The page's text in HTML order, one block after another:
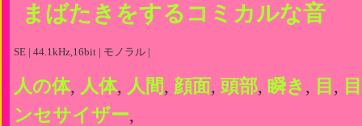
まばたきをするコミカルな音
SE | 44.1kHz,16bit | モノラル |
人の体, 人体, 人間, 顔面, 頭部, 瞬き , 目 ,
ンセサイザー,